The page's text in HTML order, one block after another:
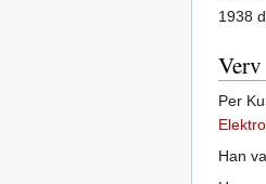
1938
Verv
Per
Han